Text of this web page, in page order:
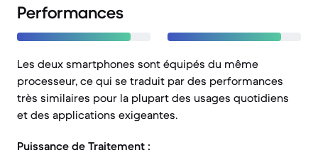
Performances
Les deux smartphones sont équipés du même
processeur, ce qui se traduit par des performances
très similaires pour la plupart des usages quotidiens
et des applications exigeantes.
Puissance de Traitement :